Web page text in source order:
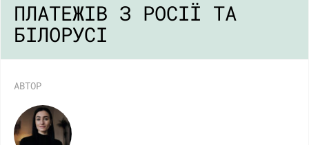
ПЛАТЕЖІВ З РОСІЇ ТА
БІЛОРУСІ
АВТОР